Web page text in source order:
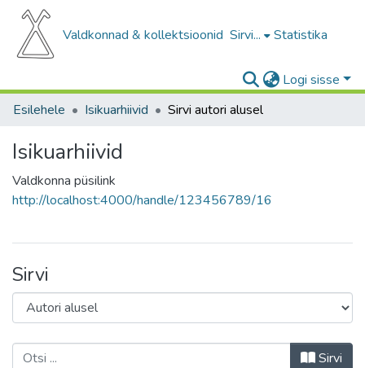
Valdkonnad & kollektsioonid Sirvi... Statistika
Logi sisse
Esilehele
Isikuarhiivid Sirvi autori alusel
Isikuarhiivid
Valdkonna püsilink
http://localhost:4000/handle/123456789/16
Sirvi
Sirvi